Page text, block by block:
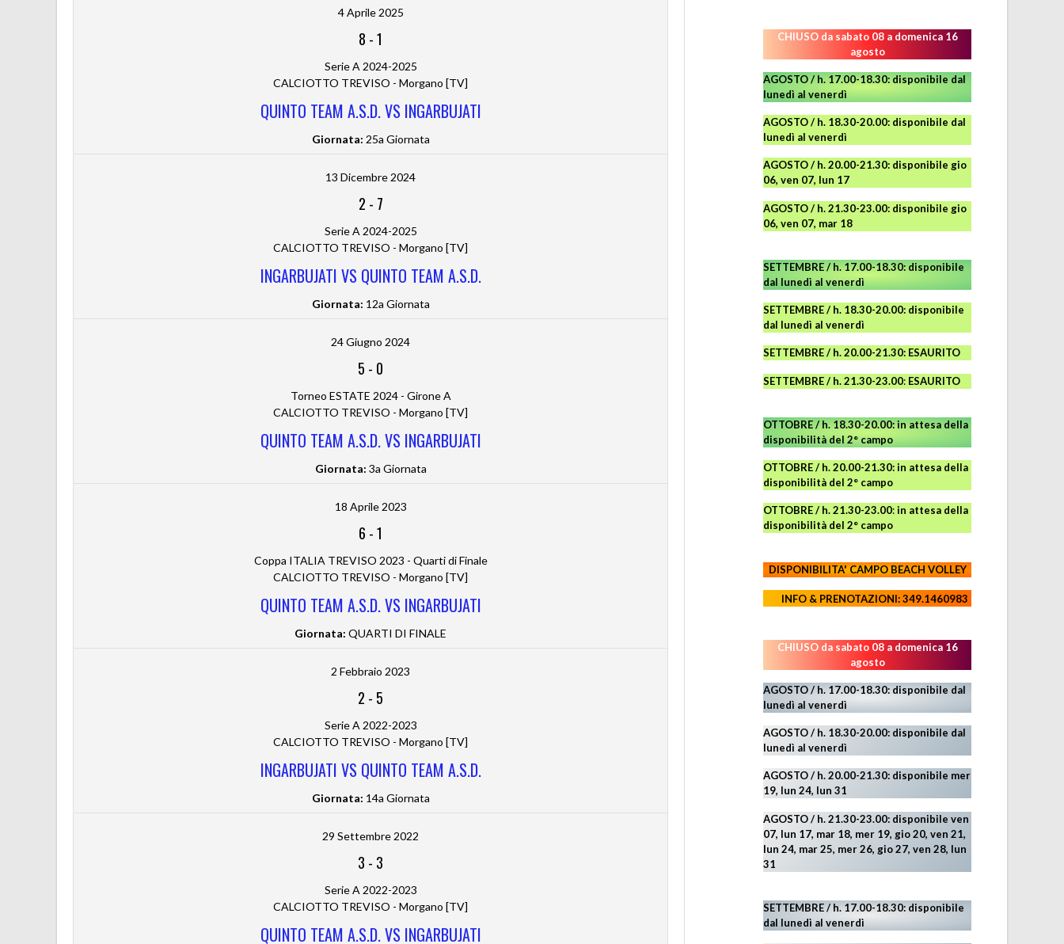
4 Aprile 2025
8 -1
Serie A 2024-2025
CALCIOTTO TREVISO - Morgano [TV]
QUINTO TEAM A.S.D. VS INGARBUJATI
Giornata: 25a Giornata
13 Dicembre 2024
2 - 7
Serie A 2024-2025
CALCIOTTO TREVISO - Morgano [TV]
INGARBUJATI VS QUINTO TEAM A.S.D.
Giornata: 12a Giornata
24 Giugno 2024
5 - 0
Torneo ESTATE 2024 - Girone A
CALCIOTTO TREVISO - Morgano [TV]
QUINTO TEAM A.S.D. VS INGARBUJATI
Giornata: 3a Giornata
18 Aprile 2023
6 -1
Coppa ITALIA TREVISO 2023 - Quarti di Finale
CALCIOTTO TREVISO - Morgano [TV]
QUINTO TEAM A.S.D. VS INGARBUJATI
Giornata: QUARTI DI FINALE
2 Febbraio 2023
2 - 5
Serie A 2022-2023
CALCIOTTO TREVISO - Morgano [TV]
INGARBUJATI VS QUINTO TEAM A.S.D.
Giornata: 14a Giornata
29 Settembre 2022
3 - 3
Serie A 2022-2023
CALCIOTTO TREVISO - Morgano [TV]
QUINTO TEAM A.S.D. VS INGARBUJATI
CHIUSO da sabato 08 a domenica 16
agosto
AGOSTO / h. 17.00-18.30: disponibile dal
lunedì al venerdì
AGOSTO/ h. 18.30-20.00: disponibile dal
lunedì al venerdì
AGOSTO / h. 20.00-21.30: disponibile gio
06, ven 07, lun 17
AGOSTO/ h. 21.30-23.00: disponibile gio
06, ven 07, mar 18
SETTEMBRE / h. 17.00-18.30: disponibile
dal lunedì al venerdì
SETTEMBRE / h. 18.30-20.00: disponibile
dal lunedì al venerdì
SETTEMBRE / h. 20.00-21.30: ESAURITO
SETTEMBRE / h. 21.30-23.00: ESAURITO
OTTOBRE / h. 18.30-20.00:in attesa della
disponibilità del 2° campo
OTTOBRE / h. 20.00-21.30:in attesa della
disponibilità del 2° campo
OTTOBRE / h. 21.30-23.00:in attesa della
disponibilità del 2° campo
DISPONIBILITA' CAMPOBEACH VOLLEY
INFO & PRENOTAZIONI: 349.1460983
CHIUSO da sabato 08 a domenica 16
agosto
AGOSTO / h. 17.00-18.30: disponibile dal
lunedì al venerdì
AGOSTO/ h. 18.30-20.00: disponibile dal
lunedì al venerdì
AGOSTO / h. 20.00-21.30: disponibile mer
19, lun 24, lun 31
AGOSTO/ h. 21.30-23.00: disponibile ven
07, lun 17, mar 18, mer 19, gio 20, ven 21,
lun 24, mar 25, mer 26, gio 27, ven 28, lun
31
SETTEMBRE / h. 17.00-18.30: disponibile
dal lunedì al venerdì